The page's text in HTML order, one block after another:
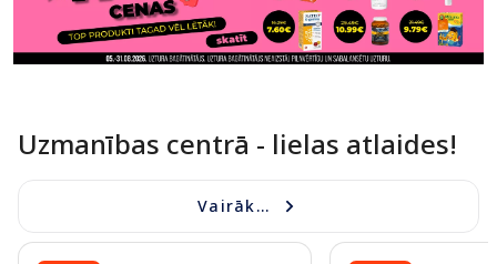
Uzmanības centrā - lielas atlaides!
Vairāk...